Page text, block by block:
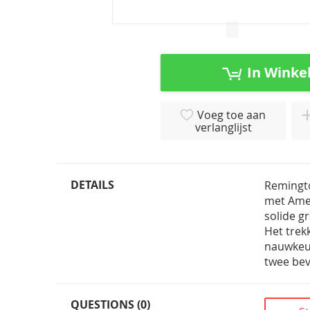
In
Voeg toe aan
verlanglijst
DETAILS
met
solide
Het
twee
QUESTIONS (0)